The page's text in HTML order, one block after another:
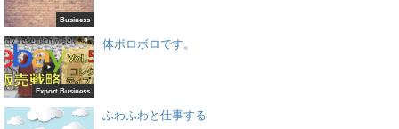
Business
Export Business
体ボロボロです。
ふわふわと仕事する